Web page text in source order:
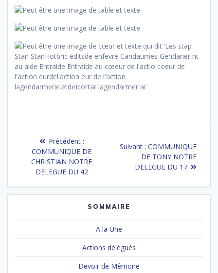
Navigation
l’article
Précédent :Article
précédent
:
COMMUNIQUE DE
CHRISTIAN NOTRE
DELEGUE DU 42
Suivant : Article
suivant
:
COMMUNIQUE
DE TONY NOTRE
DELEGUE DU 17
SOMMAIRE
A la Une
Actions délégués
Devoir de Mémoire